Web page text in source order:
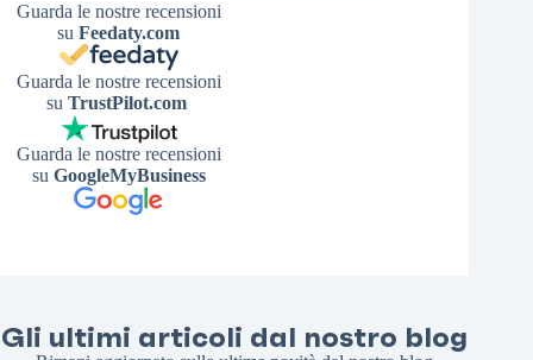
Guarda le nostre recensioni
suFeedaty.com
Guarda le nostre recensioni
su TrustPilot.com
Guarda le nostre recensioni
su GoogleMyBusiness
Gli ultimi articoli dal nostro blog